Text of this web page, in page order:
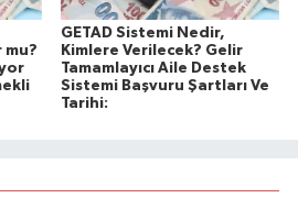
mu?
GETAD Sistemi Nedir,
Kimlere Verilecek? Gelir
Tamamlayıcı Aile Destek
Sistemi Başvuru Şartları Ve
Tarihi: